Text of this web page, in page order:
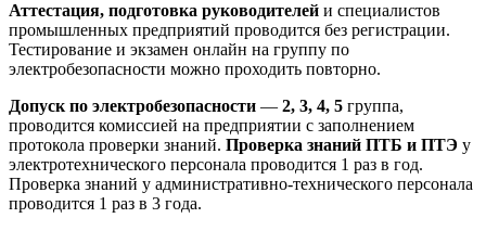
Аттестация, подготовка руководителей и специалистов
промышленных предприятий проводится без регистрации.
Тестирование и экзамен онлайн на группу по
электробезопасности можно проходить повторно.
Допуск по электробезопасности — 2, 3, 4, 5 группа,
проводится комиссией на предприятии с заполнением
протокола проверки знаний. Проверка знаний ПТБ и ПТЭ у
электротехнического персонала проводится 1 раз в год.
Проверка знаний у административно-технического персонала
проводится 1 раз в 3 года.